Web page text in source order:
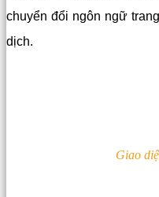
chuyển đổi ngôn ngữ
dịch.
Giao